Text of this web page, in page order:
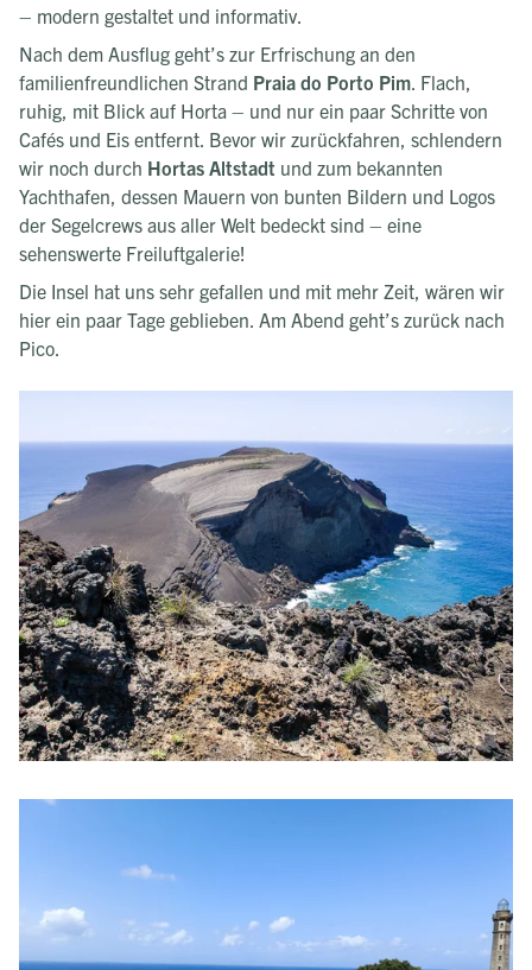
– modern gestaltet und informativ.
Nach dem Ausflug geht’s zur Erfrischung an den
familienfreundlichen Strand Praia do Porto Pim. Flach,
ruhig, mit Blick auf Horta – und nur ein paar Schritte von
Cafés und Eis entfernt. Bevor wir zurückfahren, schlendern
wir noch durch Hortas Altstadt und zum bekannten
Yachthafen, dessen Mauern von bunten Bildern und Logos
der Segelcrews aus aller Welt bedeckt sind – eine
sehenswerte Freiluftgalerie!
Die Insel hat uns sehr gefallen und mit mehr Zeit, wären wir
hier ein paar Tage geblieben. Am Abend geht’s zurück nach
Pico.